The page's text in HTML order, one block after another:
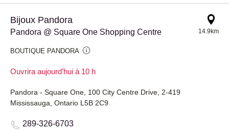
Bijoux Pandora
Pandora @ Square One Shopping Centre
BOUTIQUE PANDORA
Ouvrira aujourd’hui à 10 h
14.9km
Pandora - Square One, 100 City Centre Drive, 2-419
Mississauga, Ontario L5B 2C9
289-326-6703